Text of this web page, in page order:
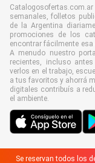
semanales, folletos
de la Argentina
promociones de los
encontrar fácilmente
A menudo nuestro
recientes, incluso
verlos en el trabajo,
a tus favoritos y ahorrá
digitales contribuís a
el ambiente.
Se reservan todos los